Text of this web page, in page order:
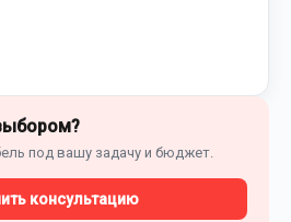
под вашу задачу и бюджет.
консультацию